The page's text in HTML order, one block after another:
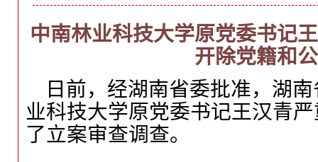
中南林业科技大学原党委书记
开除党籍和
日前，经湖南省委批准，湖
业科技大学原党委书记王汉青
了立案审查调查。